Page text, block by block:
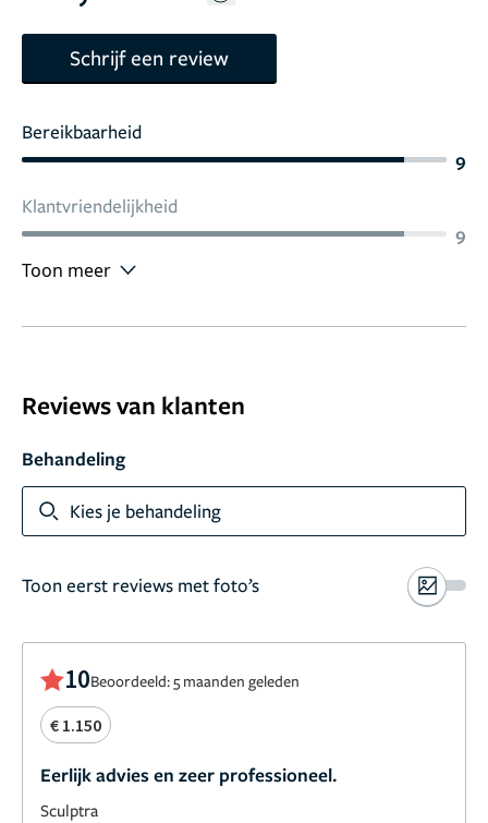
Schrijf een review
Bereikbaarheid
9
Klantvriendelijkheid
9
Toon meer
Reviews van klanten
Behandeling
Kies je behandeling
Toon eerst reviews met foto’s
10Beoordeeld: 5 maanden geleden
€ 1.150
Eerlijk advies en zeer professioneel.
Sculptra